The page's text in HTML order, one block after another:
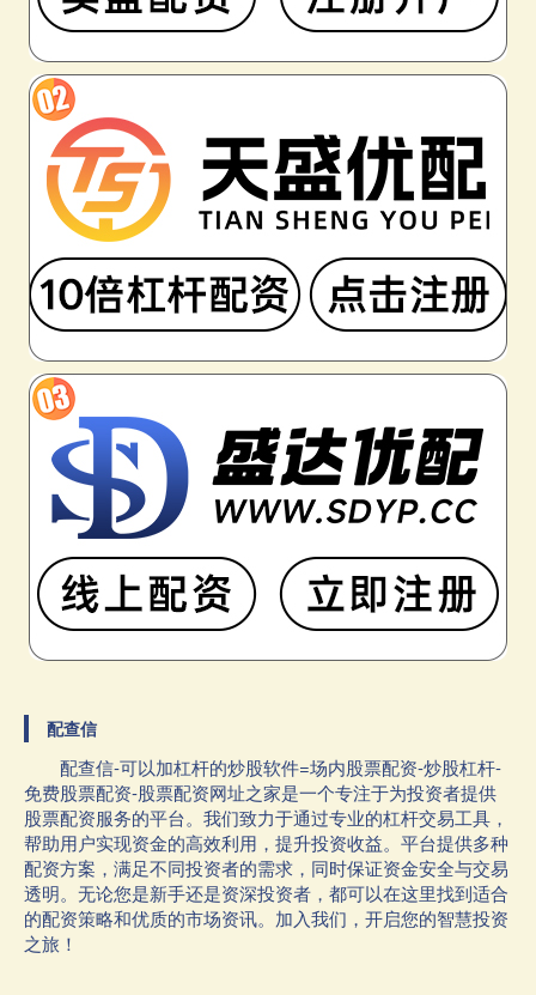
配查信
配查信-可以加杠杆的炒股软件=场内股票配资-炒股杠杆-
免费股票配资-股票配资网址之家是一个专注于为投资者提供
股票配资服务的平台。我们致力于通过专业的杠杆交易工具，
帮助用户实现资金的高效利用，提升投资收益。平台提供多种
配资方案，满足不同投资者的需求，同时保证资金安全与交易
透明。无论您是新手还是资深投资者，都可以在这里找到适合
的配资策略和优质的市场资讯。加入我们，开启您的智慧投资
之旅！